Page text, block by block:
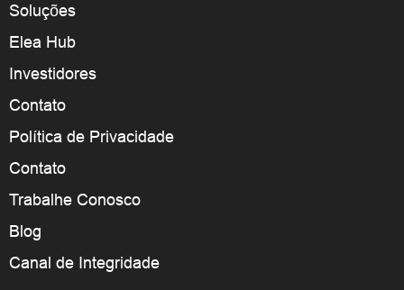
Soluções
Elea Hub
Investidores
Contato
Política de Privacidade
Contato
Trabalhe Conosco
Blog
Canal de Integridade